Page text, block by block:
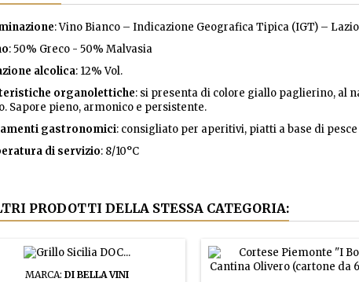
: Vino Bianco – Indicazione Geografica Tipica (IGT) –
: 50% Greco - 50% Malvasia
alcolica: 12% Vol.
organolettiche: si presenta di colore giallo paglierino, al
Sapore pieno, armonico e persistente.
gastronomici: consigliato per aperitivi, piatti a base di
di servizio: 8/10°C
PRODOTTI DELLA STESSA CATEGORIA:
MARCA: DI BELLA VINI